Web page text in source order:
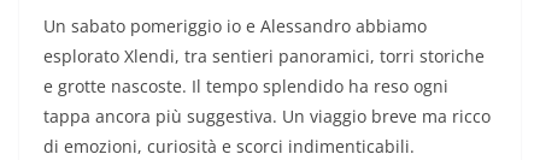
Un sabato pomeriggio io e Alessandro abbiamo
esplorato Xlendi, tra sentieri panoramici, torri storiche
e grotte nascoste. Il tempo splendido ha reso ogni
tappa ancora più suggestiva. Un viaggio breve ma ricco
di emozioni, curiosità e scorci indimenticabili.